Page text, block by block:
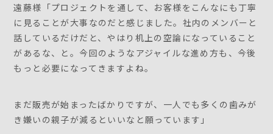
遠藤様「プロジェクトを通して、お客様をこんなにも丁寧
に見ることが大事なのだと感じました。社内のメンバーと
話しているだけだと、やはり机上の空論になっていること
があるな、と。今回のようなアジャイルな進め方も、今後
もっと必要になってきますよね。
まだ販売が始まったばかりですが、一人でも多くの歯みが
き嫌いの親子が減るといいなと願っています」